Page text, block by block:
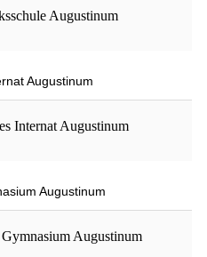
Augustinum
Augustinum